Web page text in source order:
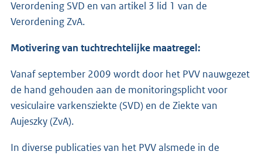
Verordening SVD en van artikel 3 lid 1 van de
Verordening ZvA.
Motivering van tuchtrechtelijke maatregel:
Vanaf september 2009 wordt door het PVV nauwgezet
de hand gehouden aan de monitoringsplicht voor
vesiculaire varkensziekte (SVD) en de Ziekte van
Aujeszky (ZvA).
In diverse publicaties van het PVV alsmede in de